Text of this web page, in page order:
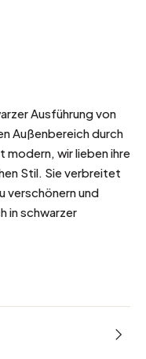
Ausführung von
Außenbereich durch
modern, wir lieben ihre
Stil. Sie verbreitet
verschönern und
in schwarzer